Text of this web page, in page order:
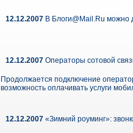
12.12.2007 В Блоги@Mail.Ru можно
12.12.2007 Операторы сотовой
Продолжается подключение
возможность оплачивать услуги
12.12.2007 «Зимний роуминг»: